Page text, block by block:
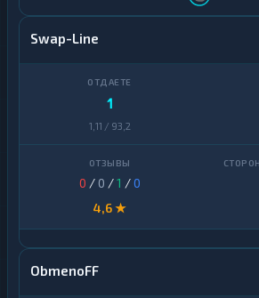
Swap-Line
1
1,11 / 93,2
0 / 0 /1 /0
4,6 ★
ObmenoFF